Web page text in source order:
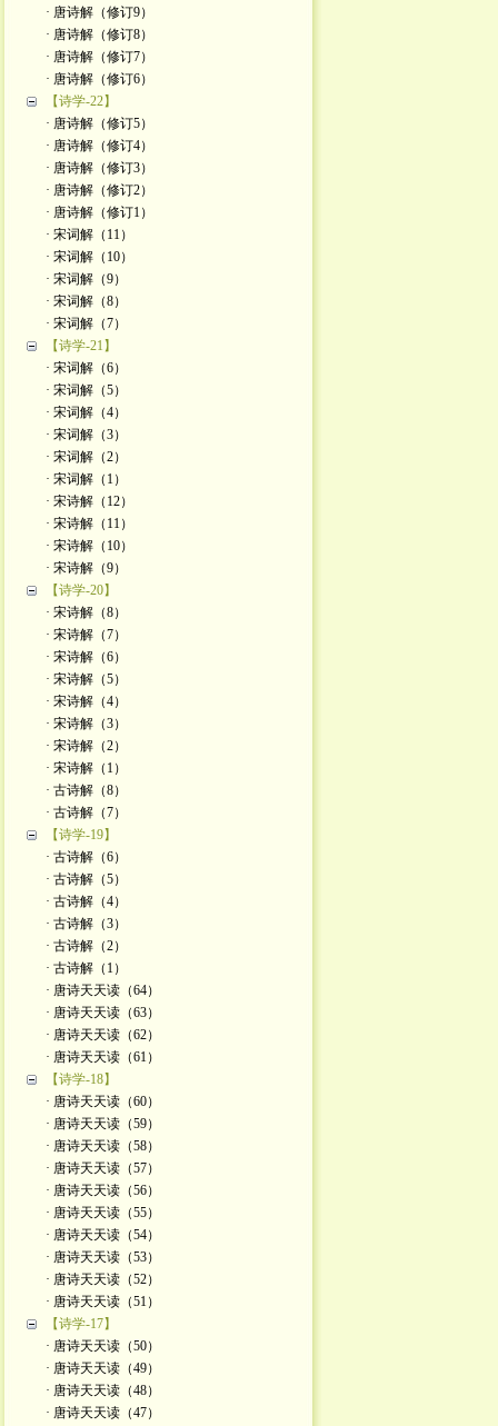
· 唐诗解（修订9）
· 唐诗解（修订8）
· 唐诗解（修订7）
· 唐诗解（修订6）
【诗学-22】
· 唐诗解（修订5）
· 唐诗解（修订4）
· 唐诗解（修订3）
· 唐诗解（修订2）
· 唐诗解（修订1）
· 宋词解（11）
· 宋词解（10）
· 宋词解（9）
· 宋词解（8）
· 宋词解（7）
【诗学-21】
· 宋词解（6）
· 宋词解（5）
· 宋词解（4）
· 宋词解（3）
· 宋词解（2）
· 宋词解（1）
· 宋诗解（12）
· 宋诗解（11）
· 宋诗解（10）
· 宋诗解（9）
【诗学-20】
· 宋诗解（8）
· 宋诗解（7）
· 宋诗解（6）
· 宋诗解（5）
· 宋诗解（4）
· 宋诗解（3）
· 宋诗解（2）
· 宋诗解（1）
· 古诗解（8）
· 古诗解（7）
【诗学-19】
· 古诗解（6）
· 古诗解（5）
· 古诗解（4）
· 古诗解（3）
· 古诗解（2）
· 古诗解（1）
· 唐诗天天读（64）
· 唐诗天天读（63）
· 唐诗天天读（62）
· 唐诗天天读（61）
【诗学-18】
· 唐诗天天读（60）
· 唐诗天天读（59）
· 唐诗天天读（58）
· 唐诗天天读（57）
· 唐诗天天读（56）
· 唐诗天天读（55）
· 唐诗天天读（54）
· 唐诗天天读（53）
· 唐诗天天读（52）
· 唐诗天天读（51）
【诗学-17】
· 唐诗天天读（50）
· 唐诗天天读（49）
· 唐诗天天读（48）
· 唐诗天天读（47）